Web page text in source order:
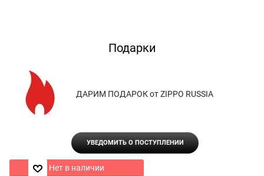
Подарки
ДАРИМ ПОДАРОК от ZIPPO RUSSIA
УВЕДОМИТЬ О ПОСТУПЛЕНИИ
Нет в наличии